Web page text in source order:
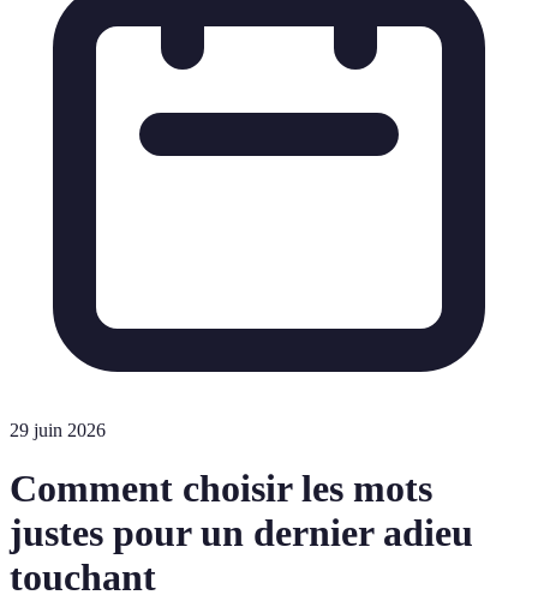
29 juin 2026
Comment choisir les mots
justes pour un dernier adieu
touchant